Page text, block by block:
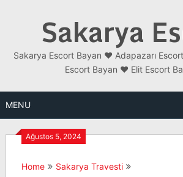
Sakarya
Sakarya Escort Bayan ❤️ Adapazarı
Escort Bayan ❤️ Elit Escort
MENU
Ağustos 5, 2024
Home
Sakarya Travesti